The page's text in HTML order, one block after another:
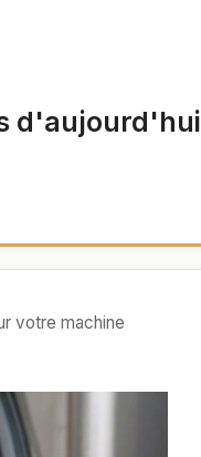
d'aujourd'hui
votre machine